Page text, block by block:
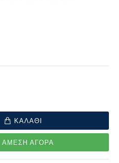
ΚΑΛΑΘΙ
ΑΜΕΣΗ ΑΓΟΡΑ